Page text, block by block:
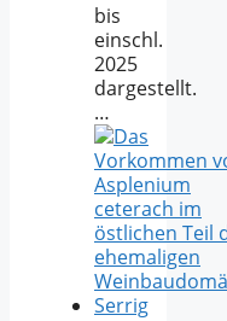
bis
einschl.
2025
dargestellt.
…